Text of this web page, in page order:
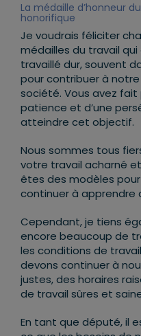
La médaille d’honneur
honorifique
Je voudrais féliciter
médailles du travail
travaillé dur, souvent
pour contribuer à
société. Vous avez fait
patience et d’une
atteindre cet objectif.
Nous sommes tous
votre travail acharné
êtes des modèles
continuer à apprendre
Cependant, je tiens
encore beaucoup de
les conditions de
devons continuer à
justes, des horaires
de travail sûres et
En tant que député, il